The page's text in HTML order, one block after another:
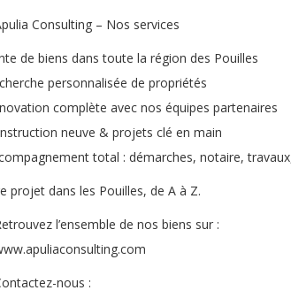
Consulting – Nos services
de biens dans toute la région des Pouilles
personnalisée de propriétés
complète avec nos équipes partenaires
neuve & projets clé en main
total : démarches, notaire,
projet dans les Pouilles, de A à Z.
l’ensemble de nos biens sur :
nous :